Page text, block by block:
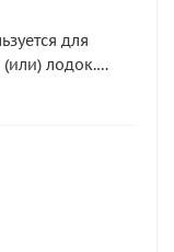
для
лодок.
плетёного
218 см.